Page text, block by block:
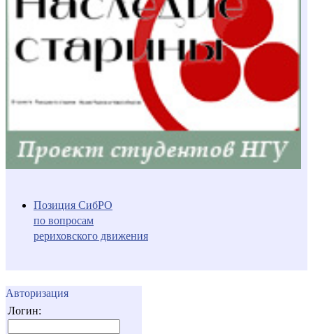
Позиция СибРО
по вопросам
рериховского движения
Авторизация
Логин: